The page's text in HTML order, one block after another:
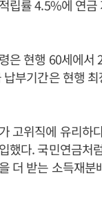
립률 4.5%에 연
은 현행 60세에서
부기간은 현행
고위직에 유리하
했다. 국민연금처
더 받는 소득재분